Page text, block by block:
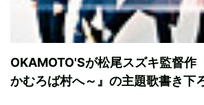
OKAMOTO'Sが松尾スズキ監督作
かむろば村へ～』の主題歌書き下